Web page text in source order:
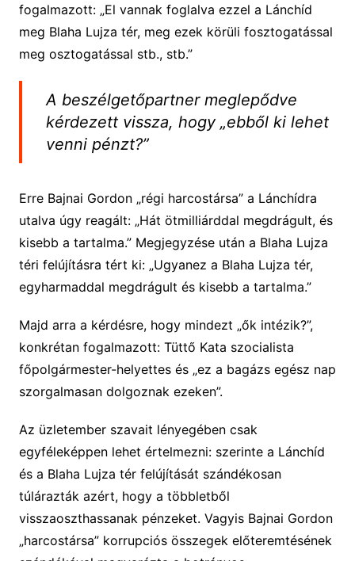
fogalmazott: „El vannak foglalva ezzel a Lánchíd
meg Blaha Lujza tér, meg ezek körüli fosztogatással
meg osztogatással stb., stb.”
A beszélgetőpartner meglepődve
kérdezett vissza, hogy „ebből ki lehet
venni pénzt?”
Erre Bajnai Gordon „régi harcostársa” a Lánchídra
utalva úgy reagált: „Hát ötmilliárddal megdrágult, és
kisebb a tartalma.” Megjegyzése után a Blaha Lujza
téri felújításra tért ki: „Ugyanez a Blaha Lujza tér,
egyharmaddal megdrágult és kisebb a tartalma.”
Majd arra a kérdésre, hogy mindezt „ők intézik?”,
konkrétan fogalmazott: Tüttő Kata szocialista
főpolgármester-helyettes és „ez a bagázs egész nap
szorgalmasan dolgoznak ezeken”.
Az üzletember szavait lényegében csak
egyféleképpen lehet értelmezni: szerinte a Lánchíd
és a Blaha Lujza tér felújítását szándékosan
túlárazták azért, hogy a többletből
visszaoszthassanak pénzeket. Vagyis Bajnai Gordon
„harcostársa” korrupciós összegek előteremtésének